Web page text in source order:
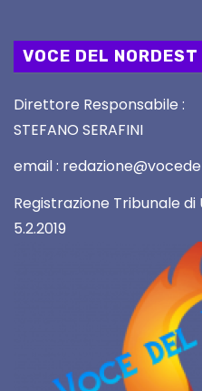
VOCE DEL NORDEST
Direttore Responsabile :
STEFANO SERAFINI
email :
Registrazione Tribunale di
5.2.2019